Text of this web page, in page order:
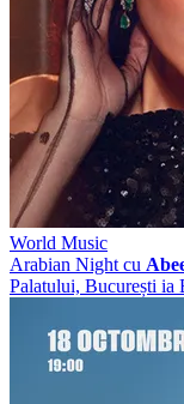
World Music
Arabian Night cu
Palatului, București ia